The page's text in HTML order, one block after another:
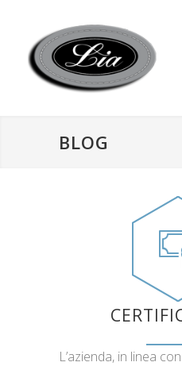
BLOG
L’azienda, in linea